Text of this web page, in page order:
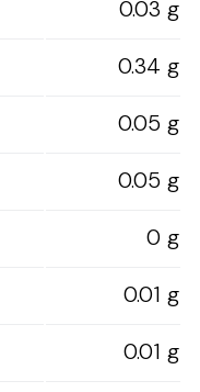
0.03 g
0.34 g
0.05 g
0.05 g
0 g
0.01 g
0.01 g